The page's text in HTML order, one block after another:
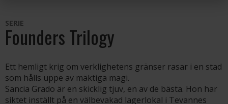
SERIE
Founders Trilogy
Ett hemligt krig om verklighetens gränser rasar i en stad
som hålls uppe av mäktiga magi.
Sancia Grado är en skicklig tjuv, en av de bästa. Hon har
siktet inställt på en välbevakad lagerlokal i Tevannes